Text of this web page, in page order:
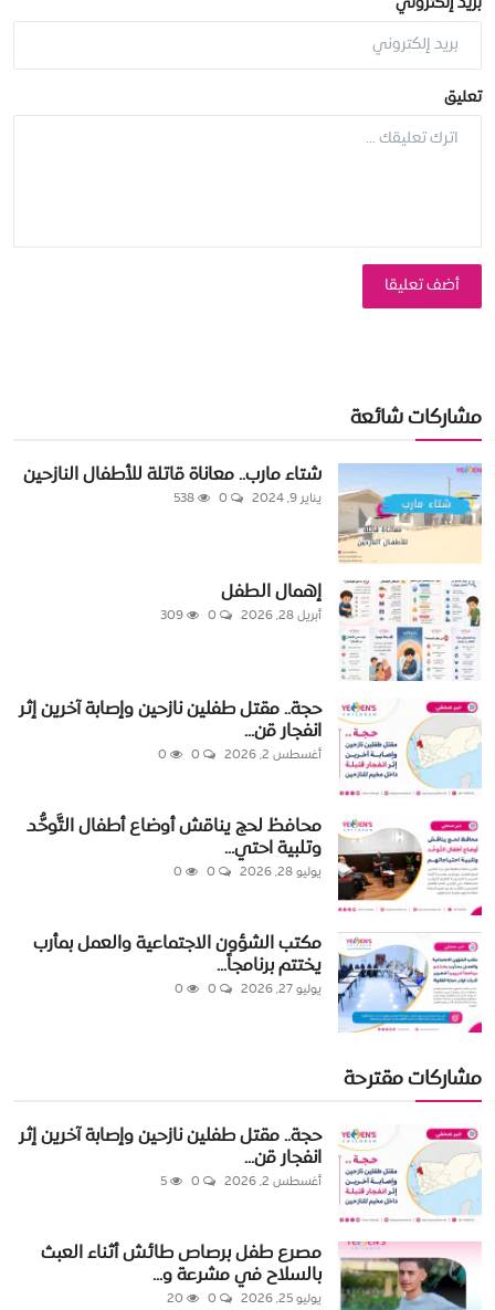
تعليق
أضف تعليقا
مشاركات شائعة
شتاء مارب.. معاناة قاتلة للأطفال النازحين
يناير 9, 2024
إهمال الطفل
أبريل 28, 2026
حجة.. مقتل طفلين نازحين وإصابة آخرين إثر
انفجار قن...
أغسطس 2, 2026
محافظ لحج يناقش أوضاع أطفال التَّوحُّد
وتلبية احتي...
يوليو 28, 2026
مكتب الشؤون الاجتماعية والعمل بمأرب
يختتم برنامجاً...
يوليو 27, 2026
مشاركات مقترحة
حجة.. مقتل طفلين نازحين وإصابة آخرين إثر
انفجار قن...
أغسطس 2, 2026
مصرع طفل برصاص طائش أثناء العبث
بالسلاح في مشرعة و...
يوليو 25, 2026